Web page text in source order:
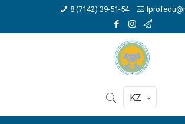
8 (7142) 39-51-54
KZ